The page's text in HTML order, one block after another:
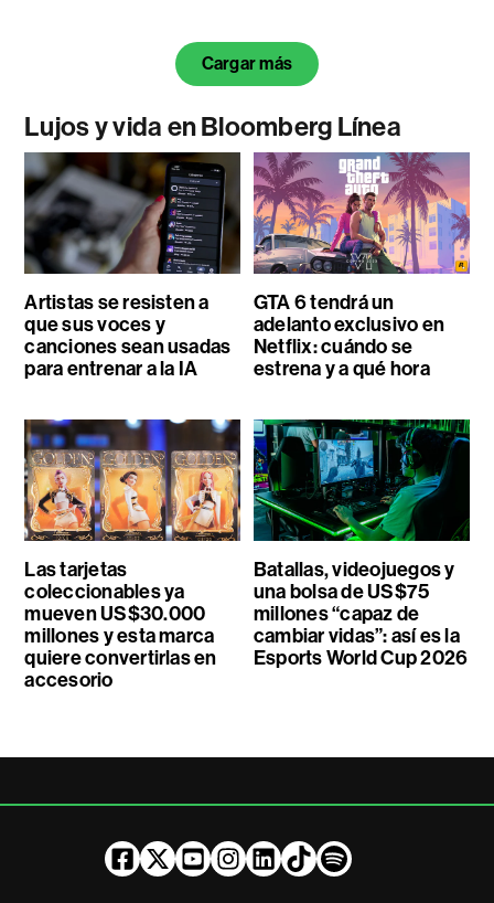
Cargar más
Lujos y vida en Bloomberg Línea
Artistas se resisten a
que sus voces y
canciones sean usadas
para entrenar a la IA
GTA 6 tendrá un
adelanto exclusivo en
Netflix: cuándo se
estrena y a qué hora
Las tarjetas
coleccionables ya
mueven US$30.000
millones y esta marca
quiere convertirlas en
accesorio
Batallas, videojuegos y
una bolsa de US$75
millones “capaz de
cambiar vidas”: así es la
Esports World Cup 2026